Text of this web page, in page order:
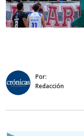
Por:
Redacción